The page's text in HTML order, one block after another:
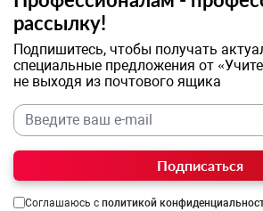
рассылку!
Подпишитесь, чтобы получать
специальные предложения от
не выходя из почтового ящика
Подписаться
Соглашаюсь с политикой